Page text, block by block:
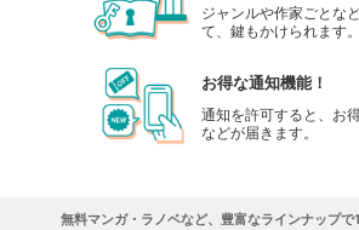
ジャンルや作家ごとな
て、鍵もかけられます。
お得な通知機能！
通知を許可すると、お
などが届きます。
無料マンガ・ラノベなど、豊富なラインナップで